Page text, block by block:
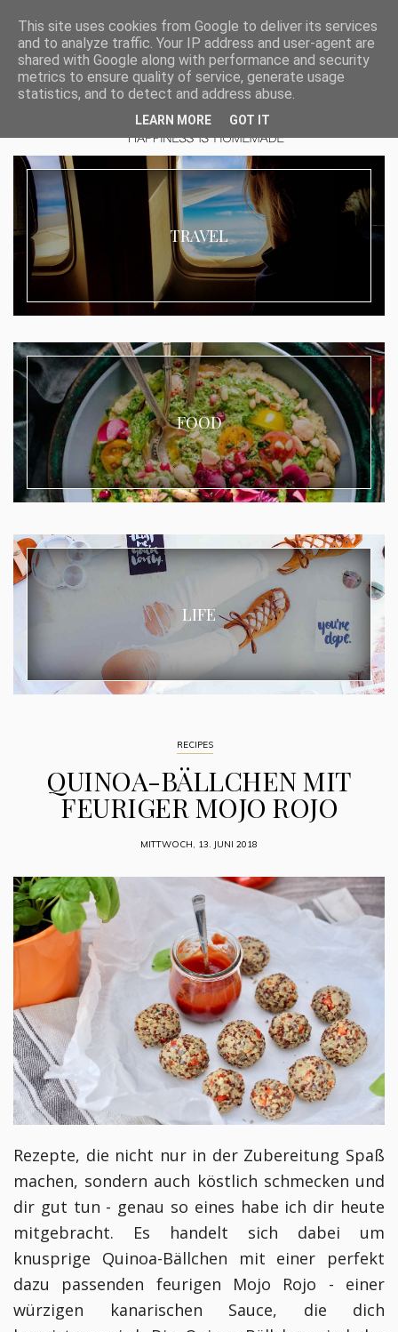
TRAVEL
FOOD
LIFE
RECIPES
QUINOA-BÄLLCHEN MIT
FEURIGER MOJO ROJO
MITTWOCH, 13. JUNI 2018
Rezepte, die nicht nur in der Zubereitung Spaß
machen, sondern auch köstlich schmecken und
dir gut tun - genau so eines habe ich dir heute
mitgebracht. Es handelt sich dabei um
knusprige Quinoa-Bällchen mit einer perfekt
dazu passenden feurigen Mojo Rojo - einer
würzigen kanarischen Sauce, die dich
This site uses cookies from Google to deliver its services
and to analyze traffic. Your IP address and user-agent are
shared with Google along with performance and security
metrics to ensure quality of service, generate usage
statistics, and to detect and address abuse.
LEARN MORE GOT IT